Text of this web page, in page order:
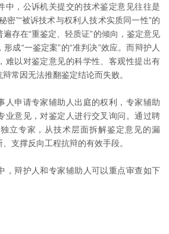
中，公诉机关提交的技术鉴定意见往往是
密”“被诉技术与权利人技术实质同一性”的
存在“重鉴定、轻质证”的倾向，鉴定意见
成“一鉴定案”的“准判决”效应。而辩护人
难以对鉴定意见的科学性、客观性提出有
常因无法推翻鉴定结论而失败。
人申请专家辅助人出庭的权利，专家辅助
业意见，对鉴定人进行交叉询问。通过聘
立专家，从技术层面拆解鉴定意见的漏
支撑反向工程抗辩的有效手段。
，辩护人和专家辅助人可以重点审查如下